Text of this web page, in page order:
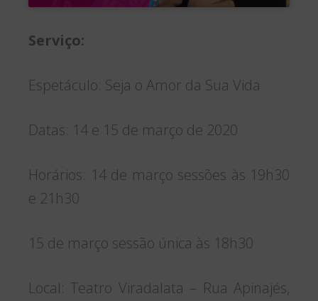
Serviço:
Espetáculo: Seja o Amor da Sua Vida
Datas: 14 e 15 de março de 2020
Horários: 14 de março sessões às 19h30
e 21h30
15 de março sessão única às 18h30
Local: Teatro Viradalata – Rua Apinajés,